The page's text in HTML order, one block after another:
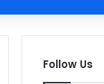
Follow Us